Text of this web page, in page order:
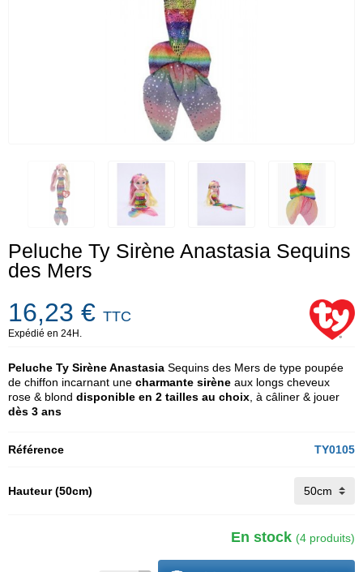
Peluche Ty Sirène Anastasia Sequins
des Mers
16,23 € TTC
Expédié en 24H.
Peluche Ty Sirène Anastasia Sequins des Mers de type poupée
de chiffon incarnant une charmante sirène aux longs cheveux
rose & blond disponible en 2 tailles au choix , à câliner & jouer
dès 3 ans
Référence TY0105
Hauteur (50cm)
En stock (4 produits)